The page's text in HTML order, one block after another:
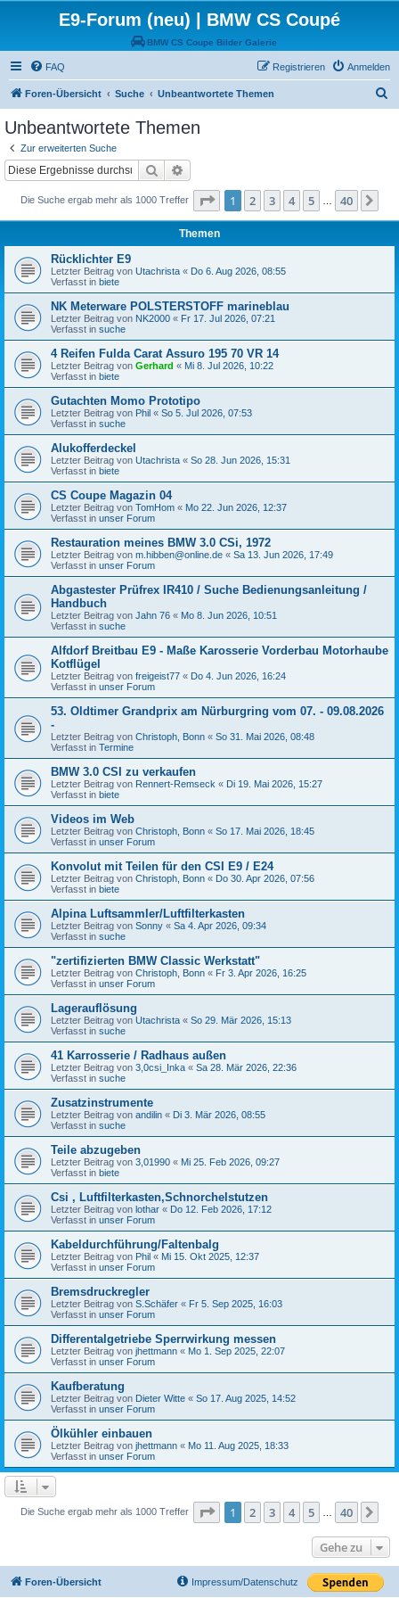
E9-Forum (neu) | BMW CS Coupé
BMW CS Coupe Bilder Galerie
FAQ Anmelden
Registrieren
Foren-Übersicht Suche Unbeantwortete Themen
Unbeantwortete Themen
Zur erweiterten Suche
Suche
Die Suche ergab mehr als 1000 Treffer Seite 1von 40
1 2 3 4 5 40
Themen
Rücklichter E9
Letzter Beitrag von Utachrista « Do 6. Aug 2026, 08:55
Verfasst in biete
NK Meterware POLSTERSTOFF marineblau
Letzter Beitrag von NK2000 « Fr 17. Jul 2026, 07:21
Verfasst in suche
4 Reifen Fulda Carat Assuro 195 70 VR 14
Letzter Beitrag von Gerhard « Mi 8. Jul 2026, 10:22
Verfasst in biete
Gutachten Momo Prototipo
Letzter Beitrag von Phil « So 5. Jul 2026, 07:53
Verfasst in suche
Alukofferdeckel
Letzter Beitrag von Utachrista « So 28. Jun 2026, 15:31
Verfasst in biete
CS Coupe Magazin 04
Letzter Beitrag von TomHom « Mo 22. Jun 2026, 12:37
Verfasst in unser Forum
Restauration meines BMW 3.0 CSi, 1972
Letzter Beitrag von m.hibben@online.de « Sa 13. Jun 2026, 17:49
Verfasst in unser Forum
Abgastester Prüfrex IR410 / Suche Bedienungsanleitung /
Handbuch
Letzter Beitrag von Jahn 76 « Mo 8. Jun 2026, 10:51
Verfasst in suche
Alfdorf Breitbau E9 - Maße Karosserie Vorderbau Motorhaube
Kotflügel
Letzter Beitrag von freigeist77 « Do 4. Jun 2026, 16:24
Verfasst in unser Forum
53. Oldtimer Grandprix am Nürburgring vom 07. - 09.08.2026
-
Letzter Beitrag von Christoph, Bonn « So 31. Mai 2026, 08:48
Verfasst in Termine
BMW 3.0 CSI zu verkaufen
Letzter Beitrag von Rennert-Remseck « Di 19. Mai 2026, 15:27
Verfasst in biete
Videos im Web
Letzter Beitrag von Christoph, Bonn « So 17. Mai 2026, 18:45
Verfasst in unser Forum
Konvolut mit Teilen für den CSI E9 / E24
Letzter Beitrag von Christoph, Bonn « Do 30. Apr 2026, 07:56
Verfasst in biete
Alpina Luftsammler/Luftfilterkasten
Letzter Beitrag von Sonny « Sa 4. Apr 2026, 09:34
Verfasst in suche
"zertifizierten BMW Classic Werkstatt"
Letzter Beitrag von Christoph, Bonn « Fr 3. Apr 2026, 16:25
Verfasst in unser Forum
Lagerauflösung
Letzter Beitrag von Utachrista « So 29. Mär 2026, 15:13
Verfasst in suche
41 Karrosserie / Radhaus außen
Letzter Beitrag von 3,0csi_Inka « Sa 28. Mär 2026, 22:36
Verfasst in suche
Zusatzinstrumente
Letzter Beitrag von andilin « Di 3. Mär 2026, 08:55
Verfasst in suche
Teile abzugeben
Letzter Beitrag von 3,01990 « Mi 25. Feb 2026, 09:27
Verfasst in biete
Csi , Luftfilterkasten,Schnorchelstutzen
Letzter Beitrag von lothar « Do 12. Feb 2026, 17:12
Verfasst in unser Forum
Kabeldurchführung/Faltenbalg
Letzter Beitrag von Phil « Mi 15. Okt 2025, 12:37
Verfasst in unser Forum
Bremsdruckregler
Letzter Beitrag von S.Schäfer « Fr 5. Sep 2025, 16:03
Verfasst in unser Forum
Differentalgetriebe Sperrwirkung messen
Letzter Beitrag von jhettmann « Mo 1. Sep 2025, 22:07
Verfasst in unser Forum
Kaufberatung
Letzter Beitrag von Dieter Witte « So 17. Aug 2025, 14:52
Verfasst in unser Forum
Ölkühler einbauen
Letzter Beitrag von jhettmann « Mo 11. Aug 2025, 18:33
Verfasst in unser Forum
Die Suche ergab mehr als 1000 Treffer Seite 1von 40
1 2 3 4 5 40
Gehe zu
Foren-Übersicht Impressum/Datenschutz